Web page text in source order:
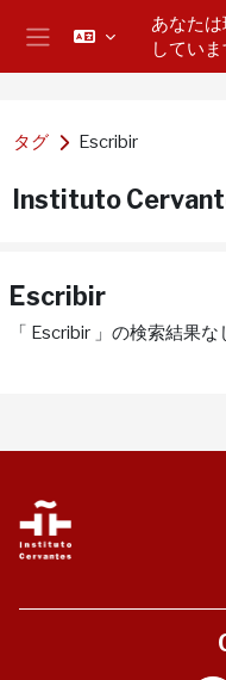
メインコンテンツへスキップ
あなた
していま
タグ Escribir
Instituto
Escribir
「 Escribir 」の検索結果な